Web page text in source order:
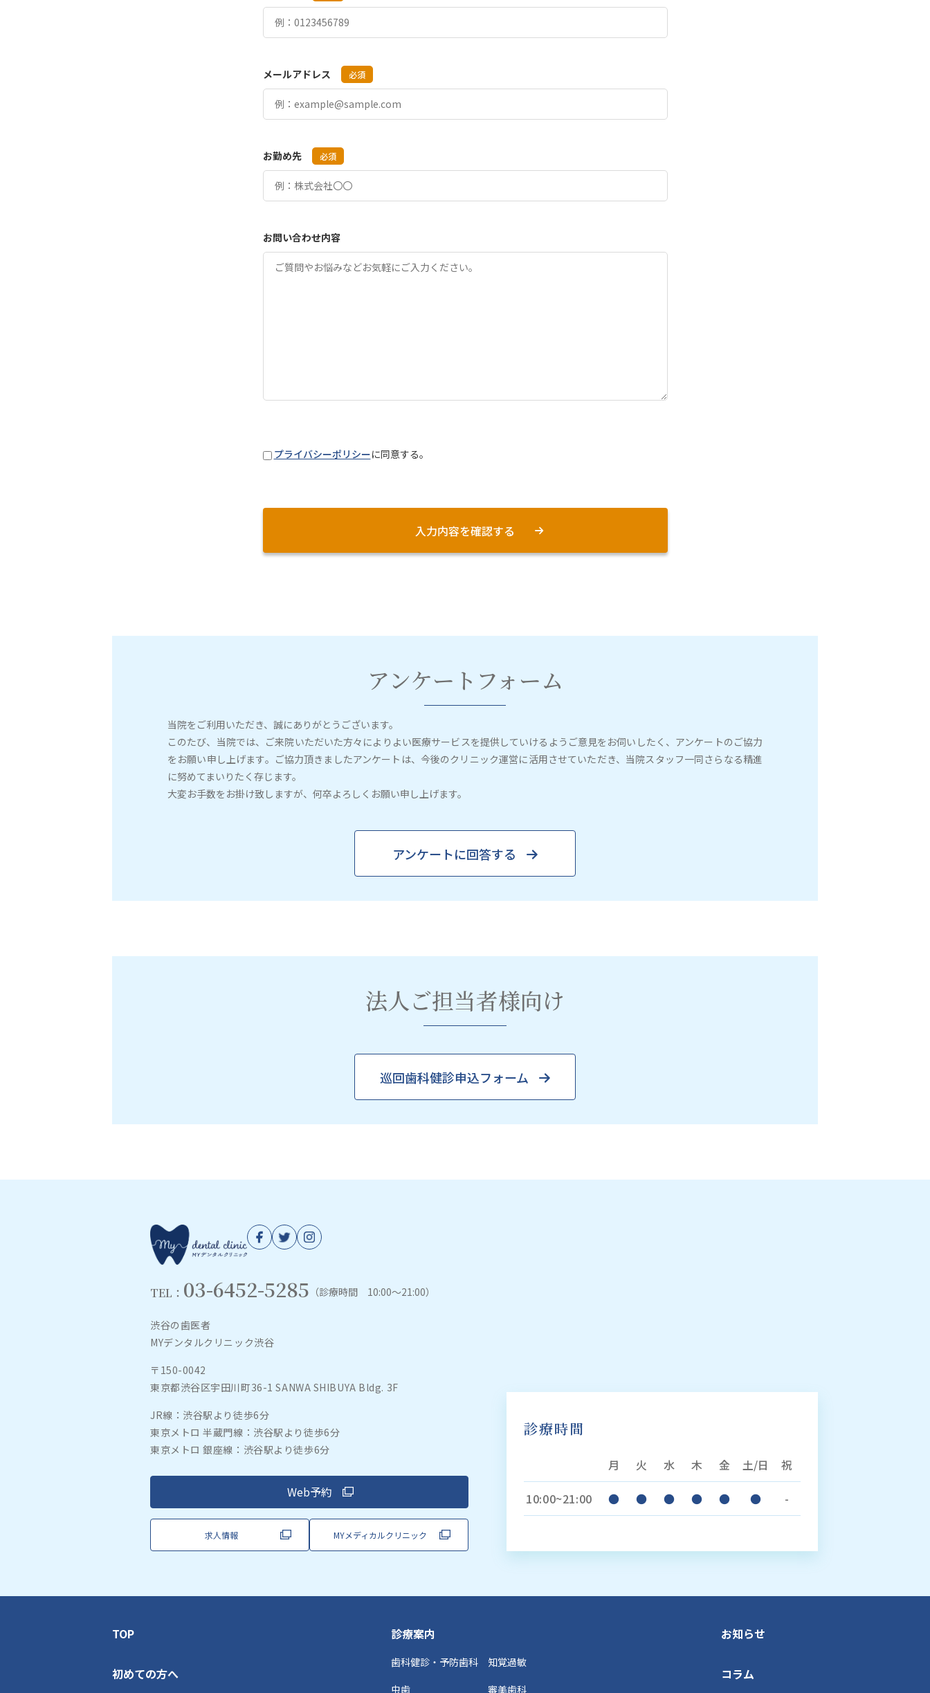
メールアドレス 必須
お勤め先 必須
お問い合わせ内容
プライバシーポリシーに同意する。
アンケートフォーム
当院をご利用いただき、誠にありがとうございます。
このたび、当院では、ご来院いただいた方々によりよい医療サービスを提供していけるようご意見をお伺いしたく、アンケートのご協力
をお願い申し上げます。ご協力頂きましたアンケートは、今後のクリニック運営に活用させていただき、当院スタッフ一同さらなる精進
に努めてまいりたく存じます。
大変お手数をお掛け致しますが、何卒よろしくお願い申し上げます。
アンケートに回答する
法人ご担当者様向け
巡回歯科健診申込フォーム
TEL： 03-6452-5285 （診療時間 10:00～21:00）
渋谷の歯医者
MYデンタルクリニック渋谷
〒150-0042
東京都渋谷区宇田川町36-1 SANWA SHIBUYA Bldg. 3F
JR線：渋谷駅より徒歩6分
東京メトロ 半蔵門線：渋谷駅より徒歩6分
東京メトロ 銀座線：渋谷駅より徒歩6分
Web予約
求人情報 MYメディカルクリニック
診療時間
月 火 水 木 金 土/日 祝
10:00~21:00 ● ● ● ● ● ● -
TOP
初めての方へ
診療案内
歯科健診・予防歯科
虫歯
知覚過敏
審美歯科
お知らせ
コラム